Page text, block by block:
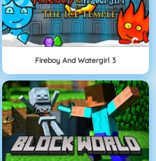
Fireboy And Watergirl 3